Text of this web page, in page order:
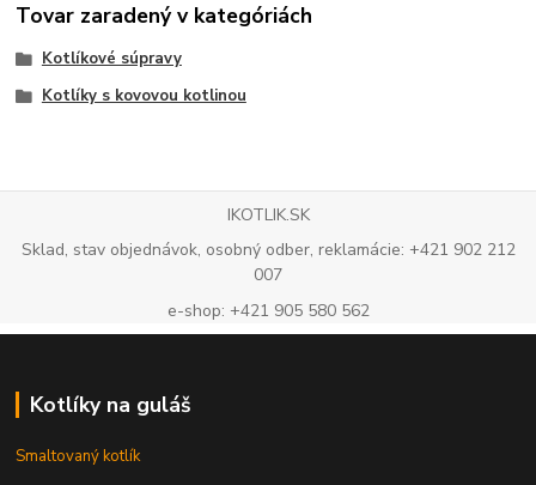
Tovar zaradený v kategóriách
Kotlíkové súpravy
Kotlíky s kovovou kotlinou
IKOTLIK.SK
Sklad, stav objednávok, osobný odber, reklamácie: +421 902 212
007
e-shop: +421 905 580 562
Kotlíky na guláš
Smaltovaný kotlík